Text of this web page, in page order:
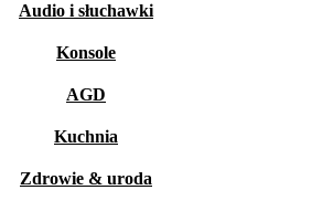
Audio i słuchawki
Konsole
AGD
Kuchnia
Zdrowie & uroda